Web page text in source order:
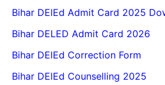
Bihar DElEd Admit Card 2025
Bihar DELED Admit Card 2026
Bihar DElEd Correction Form
Bihar DElEd Counselling 2025